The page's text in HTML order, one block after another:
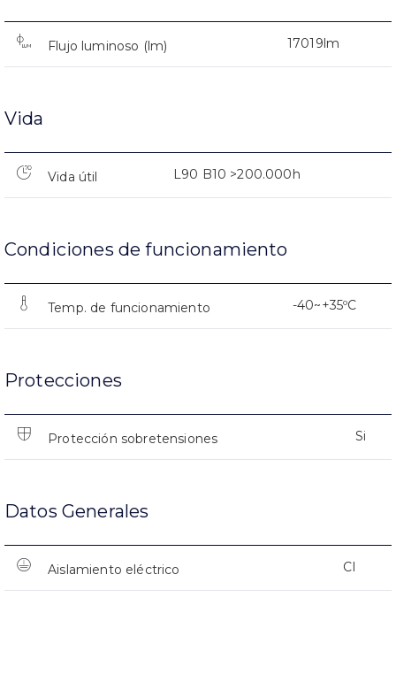
Flujo luminoso (lm) 17019lm
Vida
Vida útil L90 B10 >200.000h
Condiciones de funcionamiento
Temp. de funcionamiento -40~+35ºC
Protecciones
Protección sobretensiones Si
Datos Generales
Aislamiento eléctrico CI